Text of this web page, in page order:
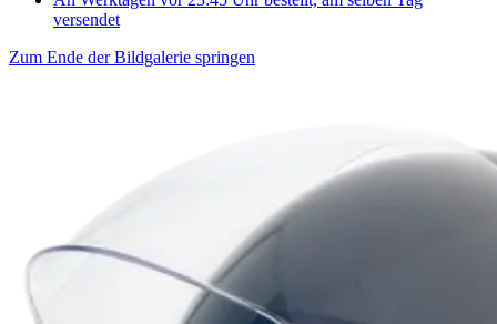
versendet
Zum Ende der Bildgalerie springen